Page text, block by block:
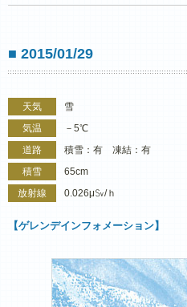
■ 2015/01/29
天気
雪
気温
－5℃
道路
積雪：有 凍結：有
積雪
65cm
放射線
0.026μ㏜/ｈ
【ゲレンデインフォメーション】